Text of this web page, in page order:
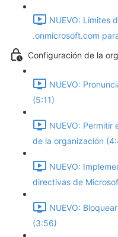
NUEVO: Límites
.onmicrosoft.com
Configuración de la
NUEVO:
(5:11)
NUEVO: Permitir
de la organización
NUEVO:
directivas de
NUEVO:
(3:56)